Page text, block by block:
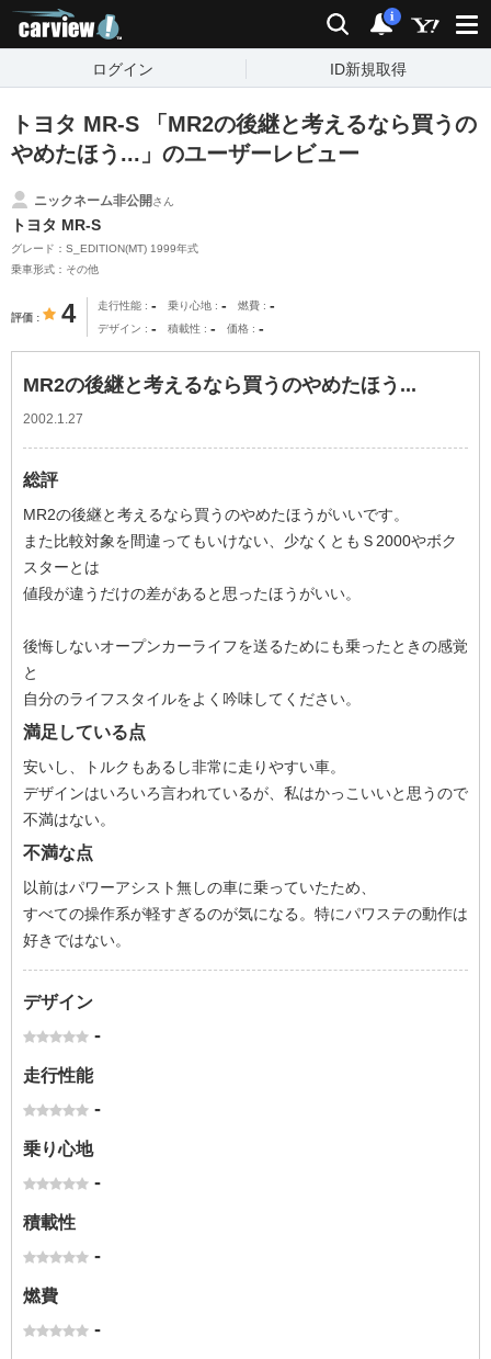
検索 通知
i
ログイン ID新規取得
トヨタ MR-S 「MR2の後継と考えるなら買うの
やめたほう...」のユーザーレビュー
ニックネーム非公開さん
トヨタ MR-S
グレード：S_EDITION(MT) 1999年式
乗車形式：その他
評価 4 走行性能 - 乗り心地 - 燃費 -
デザイン - 積載性 - 価格 -
MR2の後継と考えるなら買うのやめたほう...
2002.1.27
総評
MR2の後継と考えるなら買うのやめたほうがいいです。
また比較対象を間違ってもいけない、少なくともＳ2000やボク
スターとは
値段が違うだけの差があると思ったほうがいい。
後悔しないオープンカーライフを送るためにも乗ったときの感覚
と
自分のライフスタイルをよく吟味してください。
満足している点
安いし、トルクもあるし非常に走りやすい車。
デザインはいろいろ言われているが、私はかっこいいと思うので
不満はない。
不満な点
以前はパワーアシスト無しの車に乗っていたため、
すべての操作系が軽すぎるのが気になる。特にパワステの動作は
好きではない。
デザイン
-
走行性能
-
乗り心地
-
積載性
-
燃費
-